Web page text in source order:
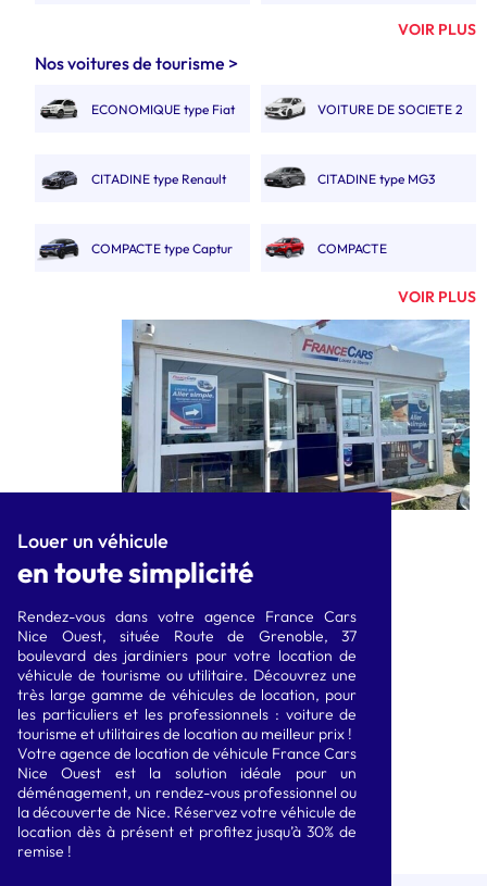
12M3
FOURGON 10M3 11M3
GRAND CAMION 20M3 CAMION 19M3
POLYVOLUME
CAMION AVEC HAYON
CAMION BENNE SIMPLE
CAMION BENNE
DOUBLE CABINE
GRAND CAMION 30M3
CAMIONNETTE
ÉLECTRIQUE 2 À 3M3
FOURGON ÉLECTRIQUE
CAMION ÉLECTRIQUE
VOIR PLUS
Nos voitures de tourisme >
ECONOMIQUE type Fiat VOITURE DE SOCIETE 2
CITADINE type Renault
CITADINE type MG3
COMPACTE type Captur COMPACTE
AUTOMATIQUE type MGZS
COMPACTE BREAK type
SUVA type Renault
Austral
MONOSPACE type Renault
MONOSPACE BOITE
AUTO
GRAND SUV type Nissan
MINIBUS 9 PLACES
type E208
Renault Scénic Etech
VOIR PLUS
Louer un véhicule
en toute simplicité
Rendez-vous dans votre agence France Cars
Nice Ouest, située Route de Grenoble, 37
boulevard des jardiniers pour votre location de
véhicule de tourisme ou utilitaire. Découvrez une
très large gamme de véhicules de location, pour
les particuliers et les professionnels : voiture de
tourisme et utilitaires de location au meilleur prix !
Votre agence de location de véhicule France Cars
Nice Ouest est la solution idéale pour un
déménagement, un rendez-vous professionnel ou
la découverte de Nice. Réservez votre véhicule de
location dès à présent et profitez jusqu’à 30% de
remise !